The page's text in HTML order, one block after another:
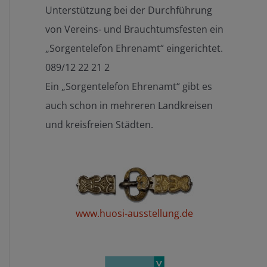
Unterstützung bei der Durchführung
von Vereins- und Brauchtumsfesten ein
„Sorgentelefon Ehrenamt“ eingerichtet.
089/12 22 21 2
Ein „Sorgentelefon Ehrenamt“ gibt es
auch schon in mehreren Landkreisen
und kreisfreien Städten.
www.huosi-ausstellung.de